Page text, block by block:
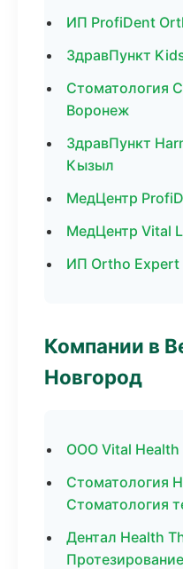
ИП ProfiDent
ЗдравПункт
Стоматология
Воронеж
ЗдравПункт
Кызыл
МедЦентр
МедЦентр Vital
ИП Ortho
Компании в
Новгород
ООО Vital
Стоматология
Стоматология
Дентал Health
Протезирование